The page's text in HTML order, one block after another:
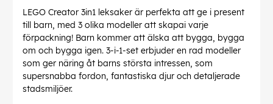
LEGO Creator 3in1 leksaker är perfekta att ge i present
till barn, med 3 olika modeller att skapai varje
förpackning! Barn kommer att älska att bygga, bygga
om och bygga igen. 3-i-1-set erbjuder en rad modeller
som ger näring åt barns största intressen, som
supersnabba fordon, fantastiska djur och detaljerade
stadsmiljöer.